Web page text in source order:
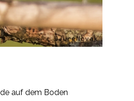
auf dem Boden